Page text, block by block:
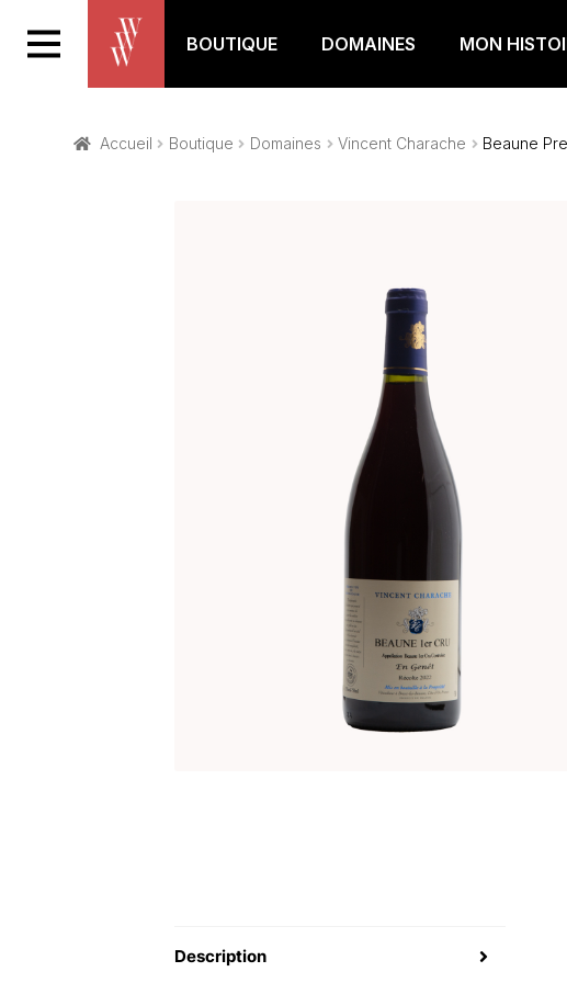
BOUTIQUE DOMAINES MON
Accueil Boutique Domaines Vincent Charache Beaune
Description